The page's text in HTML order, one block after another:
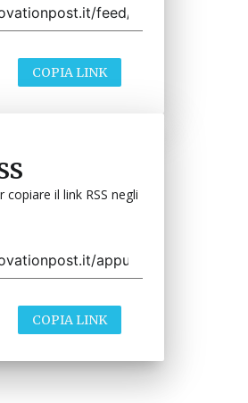
COPIA LINK
copiare il link RSS negli
COPIA LINK